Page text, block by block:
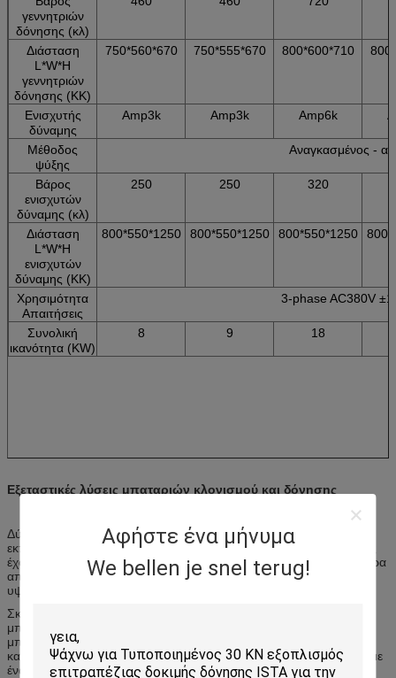
Αφήστε ένα μήνυμα
We bellen je snel terug!
γεννητριών
δόνησης (κλ)
Διάσταση
L*W*H
γεννητριών
δόνησης (ΚΚ)
750*560*670 750*555*670 800*600*710
Ενισχυτής
δύναμης
Amp3k Amp3k Amp6k
Μέθοδος
ψύξης
Αναγκασμένος -
Βάρος
ενισχυτών
δύναμης (κλ)
250 250 320
Διάσταση
L*W*H
ενισχυτών
δύναμης (ΚΚ)
800*550*1250 800*550*1250 800*550*1250
Χρησιμότητα
Απαιτήσεις
3-phase AC380V
Συνολική
ικανότητα (KW)
8 9 18
Εξεταστικές λύσεις μπαταριών κλονισμού και δόνησης
Δύναμη μπαταριών πολλά από τα πράγματα που επιτρέπουν και
εκπληρώνουν τις καθημερινές ζωές μας. Δεδομένου ότι οι ζωές μας
έχουν γίνει λιγότεροι που δένονται – οι συσκευές έχουν γίνει σίγουρα
αποδοτικότερες – αλλά και – μπαταρίες παρέχουν τώρα τις
υψηλότερες ενεργειακές πυκνότητες.
Σκεφτείτε για μια στιγμή για τη ναυτιλία όλων αυτών των
μπαταριών… Στους πολύ πραγματικούς όρους – μια αποστολή
μπορεί να αντιπροσωπεύσει μια τεράστια ενεργειακή πυκνότητα –
και σε
μιαατυχία – ότι η ενέργεια θα μπορούσε να απελευθερωθεί με
έναν πολύ ανεπιθύμητο τρόπο.